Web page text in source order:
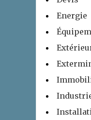
Energie